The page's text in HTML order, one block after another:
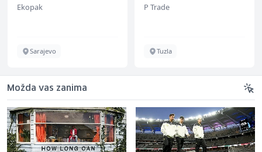
Ekopak
Sarajevo
P Trade
Tuzla
Možda vas zanima